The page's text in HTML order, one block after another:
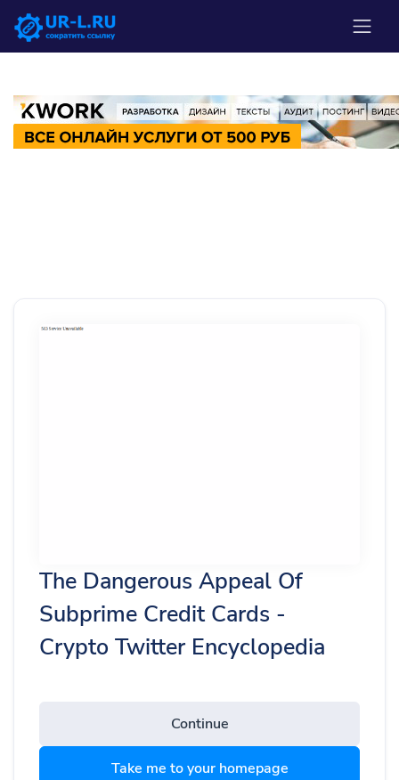
The Dangerous Appeal Of
Subprime Credit Cards -
Crypto Twitter Encyclopedia
Continue
Take me to your homepage